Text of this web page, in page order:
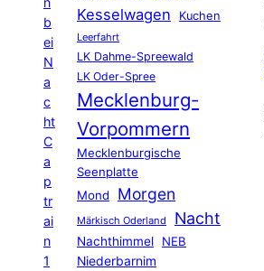
b
ei
N
a
c
ht
C
a
p
tr
ai
n
1
Kesselwagen Kuchen
Leerfahrt
LK Dahme-Spreewald
LK Oder-Spree
Mecklenburg-
Vorpommern
Mecklenburgische
Seenplatte
Mond
Morgen
Märkisch Oderland Nacht
Nachthimmel
NEB
Niederbarnim